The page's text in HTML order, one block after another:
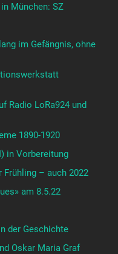
München: SZ
im Gefängnis, ohne
Radio LoRa924 und
1890-1920
in Vorbereitung
Frühling – auch 2022
am 8.5.22
der Geschichte
Oskar Maria Graf